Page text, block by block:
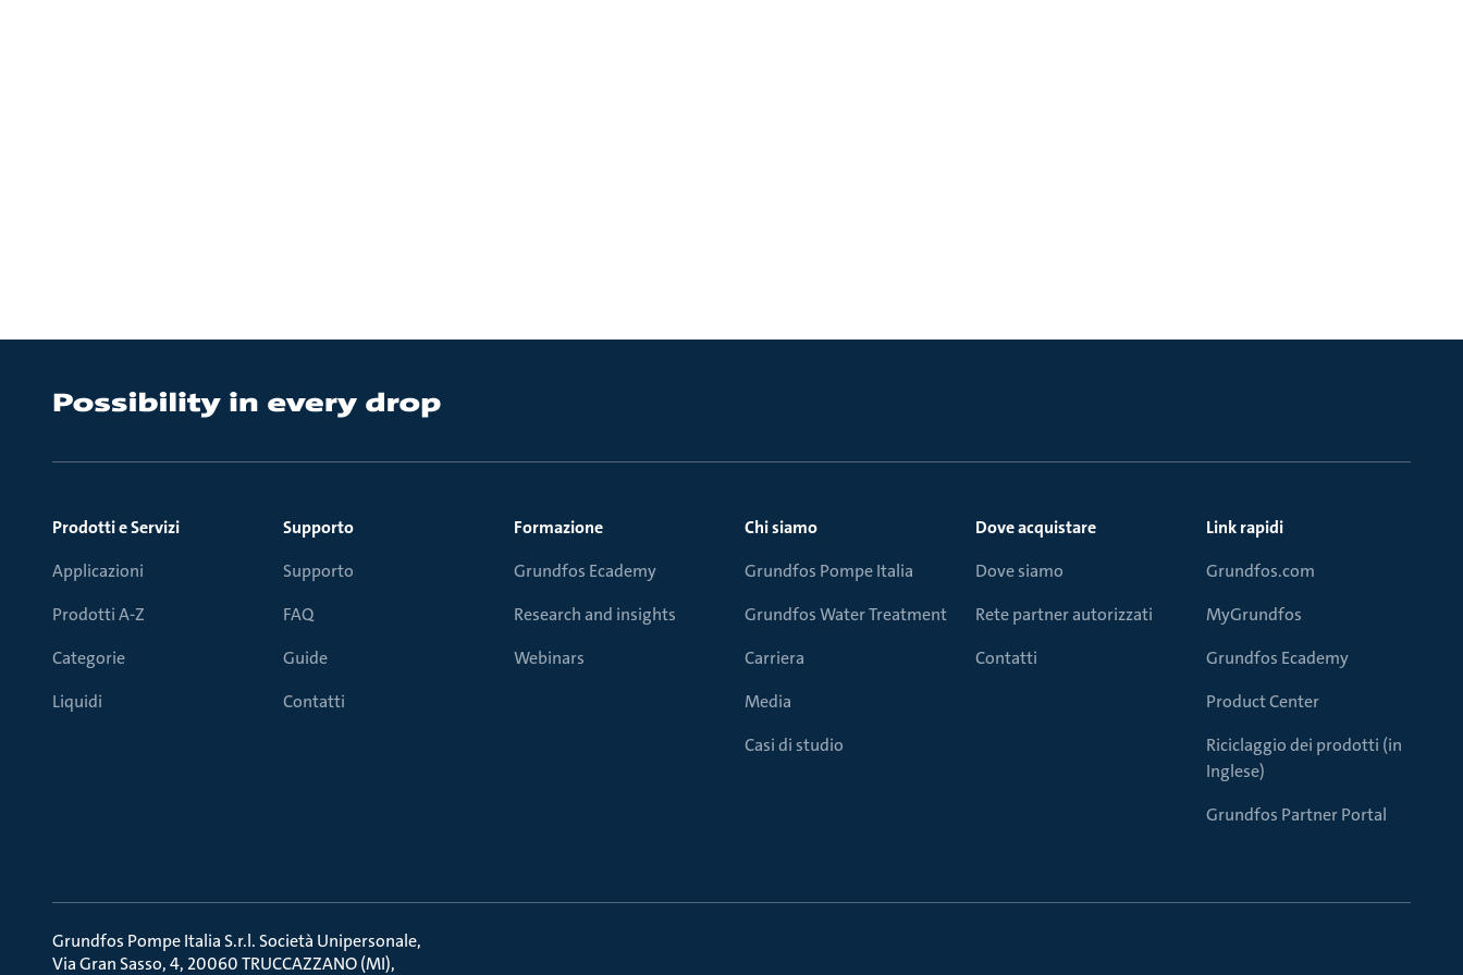
Prodotti e Servizi
Applicazioni
Prodotti A-Z
Categorie
Liquidi
Supporto
Supporto
FAQ
Guide
Contatti
Formazione
Grundfos Ecademy
Research and insights
Webinars
Chi siamo
Grundfos Pompe Italia
Grundfos Water Treatment
Carriera
Media
Casi di studio
Dove acquistare
Dove siamo
Rete partner autorizzati
Contatti
Link rapidi
Grundfos.com
MyGrundfos
Grundfos Ecademy
Product Center
Riciclaggio dei prodotti (in
Inglese)
Grundfos Partner Portal
Grundfos Pompe Italia S.r.l. Società Unipersonale
Via Gran Sasso, 4, 20060 TRUCCAZZANO (MI)